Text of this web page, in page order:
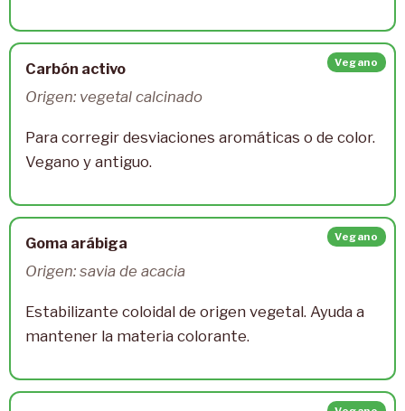
Vegano
Carbón activo
Origen: vegetal calcinado
Para corregir desviaciones aromáticas o de color.
Vegano y antiguo.
Vegano
Goma arábiga
Origen: savia de acacia
Estabilizante coloidal de origen vegetal. Ayuda a
mantener la materia colorante.